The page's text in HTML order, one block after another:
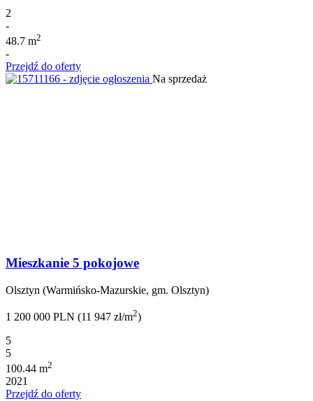
2
-
48.7 m2
-
Przejdź do oferty
Na sprzedaż
Mieszkanie 5 pokojowe
Olsztyn (Warmińsko-Mazurskie, gm. Olsztyn)
1 200 000 PLN (11 947 zł/m2)
5
5
100.44 m2
2021
Przejdź do oferty